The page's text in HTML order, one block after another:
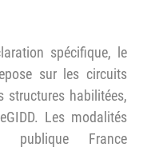
spécifique, le
sur les circuits
structures habilitées,
Les modalités
publique France